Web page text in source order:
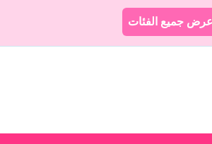
عرض جميع الفئات